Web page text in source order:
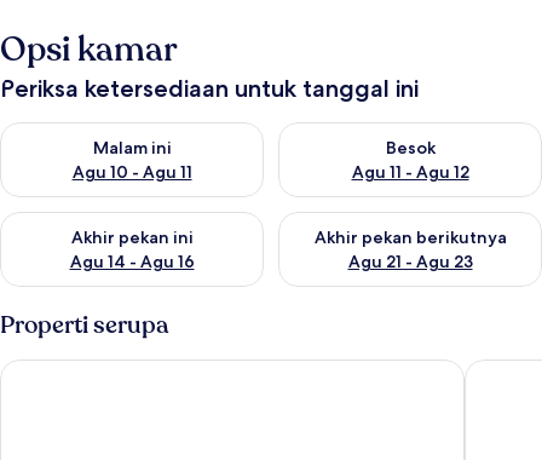
Opsi kamar
Periksa ketersediaan untuk tanggal ini
Malam ini
Agu 10 - Agu 11
Periksa ketersediaan untuk malam ini Agu 10 - Agu 11
Besok
Agu 11 - Agu 12
Periksa ketersediaan untuk
Akhir pekan ini
Agu 14 - Agu 16
Periksa ketersediaan untuk akhir pekan ini Agu 14 - Agu 16
Akhir pekan berikutnya
Agu 21 - Agu 23
Periksa ketersediaan untuk
Properti serupa
Compass Point by Sorted Stay Big